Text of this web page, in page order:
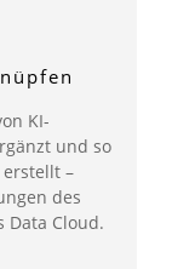
KI-
und so
–
des
Data Cloud.